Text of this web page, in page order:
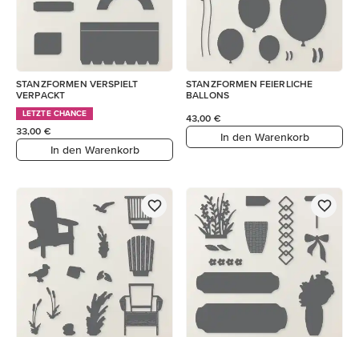
STANZFORMEN VERSPIELT
VERPACKT
LETZTE CHANCE
33,00 €
In den Warenkorb
STANZFORMEN FEIERLICHE
BALLONS
43,00 €
In den Warenkorb